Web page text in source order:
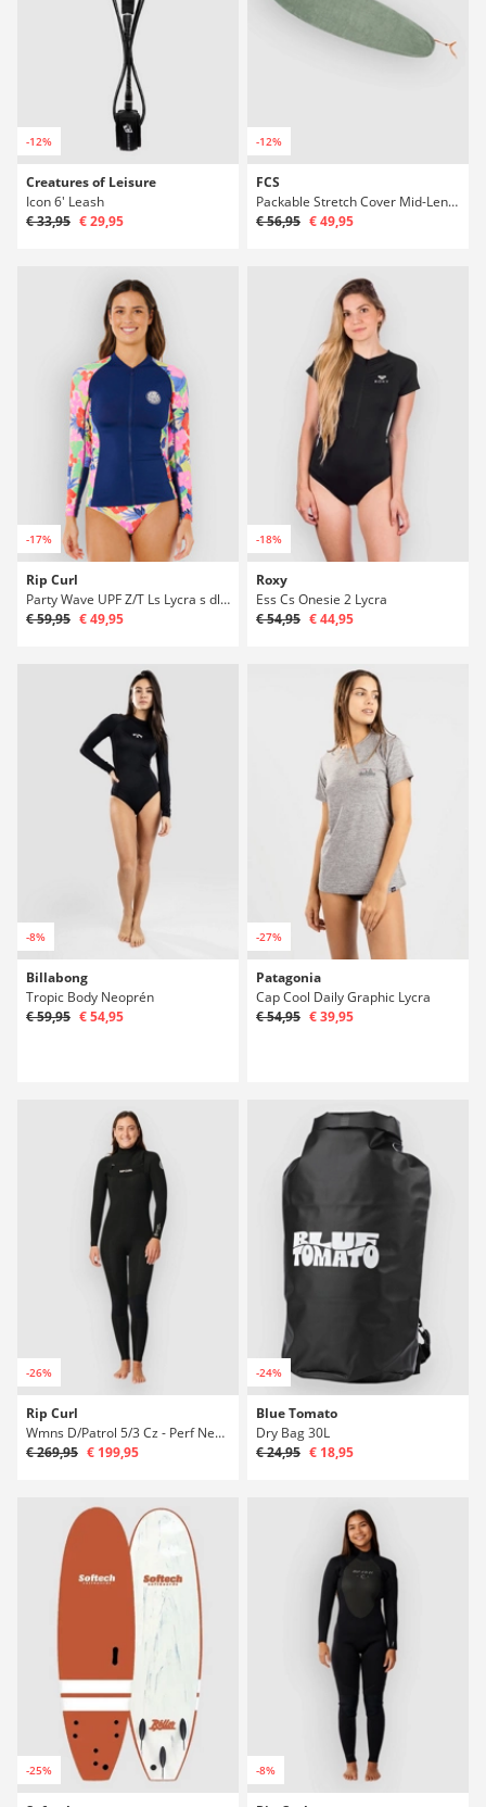
-12%
Creatures of Leisure
Icon 6' Leash
€ 33,95 € 29,95
-12%
FCS
Packable Stretch Cover Mid-Length 7'0" Obal na surf
€ 56,95 € 49,95
-17%
Rip Curl
Party Wave UPF Z/T Ls Lycra s dlouhým rukávem
€ 59,95 € 49,95
-18%
Roxy
Ess Cs Onesie 2 Lycra
€ 54,95 € 44,95
-8%
Billabong
Tropic Body Neoprén
€ 59,95 € 54,95
-27%
Patagonia
Cap Cool Daily Graphic Lycra
€ 54,95 € 39,95
-26%
Rip Curl
Wmns D/Patrol 5/3 Cz - Perf Neoprén
€ 269,95 € 199,95
-24%
Blue Tomato
Dry Bag 30L
€ 24,95 € 18,95
-25% -8%